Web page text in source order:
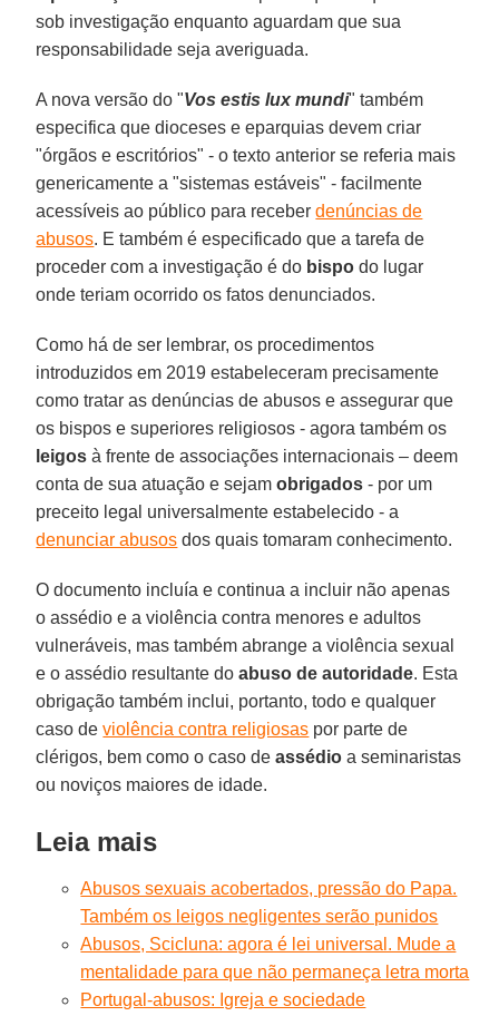
sob investigação enquanto aguardam que sua
responsabilidade seja averiguada.
A nova versão do "Vos estis lux mundi" também
especifica que dioceses e eparquias devem criar
"órgãos e escritórios" - o texto anterior se referia mais
genericamente a "sistemas estáveis" - facilmente
acessíveis ao público para receberdenúncias de
abusos. E também é especificado que a tarefa de
proceder com a investigação é do bispo do lugar
onde teriam ocorrido os fatos denunciados.
Como há de ser lembrar, os procedimentos
introduzidos em 2019 estabeleceram precisamente
como tratar as denúncias de abusos e assegurar que
os bispos e superiores religiosos - agora também os
leigos à frente de associações internacionais – deem
conta de sua atuação e sejamobrigados - por um
preceito legal universalmente estabelecido - a
denunciar abusos dos quais tomaram conhecimento.
O documento incluía e continua a incluir não apenas
o assédio e a violência contra menores e adultos
vulneráveis, mas também abrange a violência sexual
e o assédio resultante doabuso de autoridade. Esta
obrigação também inclui, portanto, todo e qualquer
caso deviolência contra religiosas por parte de
clérigos, bem como o caso deassédio a seminaristas
ou noviços maiores de idade.
Leia mais
Abusos sexuais acobertados, pressão do Papa.
Também os leigos negligentes serão punidos
Abusos, Scicluna: agora é lei universal. Mude a
mentalidade para que não permaneça letra morta
Portugal-abusos: Igreja e sociedade